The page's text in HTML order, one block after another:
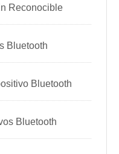
Reconocible
Bluetooth
Bluetooth
Bluetooth